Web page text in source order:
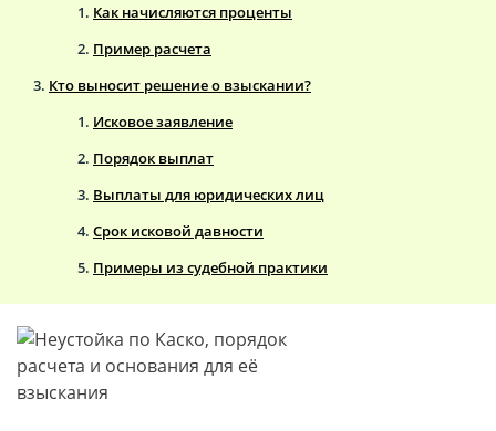
Как начисляются проценты
Пример расчета
Кто выносит решение о взыскании?
Исковое заявление
Порядок выплат
Выплаты для юридических лиц
Срок исковой давности
Примеры из судебной практики